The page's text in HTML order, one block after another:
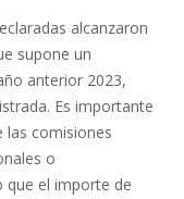
alcanzaron
supone un
anterior 2023,
Es importante
las comisiones
o
que el importe de